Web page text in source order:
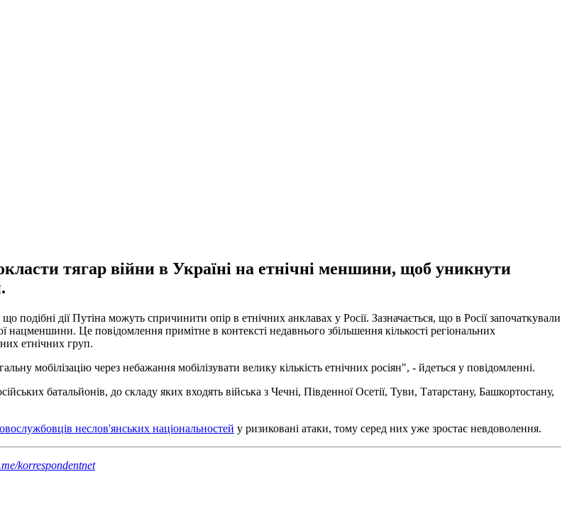
тягар війни в Україні на етнічні меншини, щоб уникнути
що подібні дії Путіна можуть спричинити опір в етнічних анклавах у Росії. Зазначається, що в Росії започаткували
нацменшини. Це повідомлення примітне в контексті недавнього збільшення кількості регіональних
етнічних груп.
мобілізацію через небажання мобілізувати велику кількість етнічних росіян", - йдеться у повідомленні.
батальйонів, до складу яких входять війська з Чечні, Південної Осетії, Туви, Татарстану, Башкортостану,
неслов'янських національностей у ризиковані атаки, тому серед них уже зростає невдоволення.
korrespondentnet